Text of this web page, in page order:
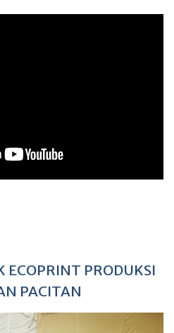
ECOPRINT PRODUKSI
PACITAN